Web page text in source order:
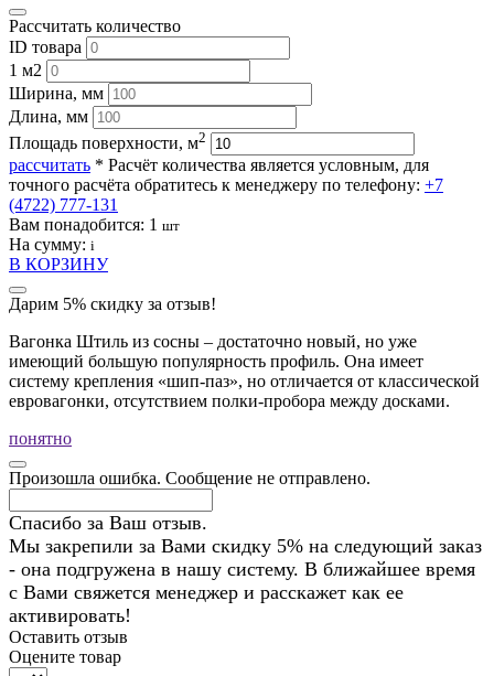
Рассчитать количество
ID товара
1 м2
Ширина, мм
Длина, мм
Площадь поверхности, м2
рассчитать * Расчёт количества является условным, для
точного расчёта обратитесь к менеджеру по телефону: +7
(4722) 777-131
Вам понадобится: 1 шт
На сумму: i
В КОРЗИНУ
Дарим 5% скидку за отзыв!
Вагонка Штиль из сосны – достаточно новый, но уже
имеющий большую популярность профиль. Она имеет
систему крепления «шип-паз», но отличается от классической
евровагонки, отсутствием полки-пробора между досками.
понятно
Произошла ошибка. Сообщение не отправлено.
Спасибо за Ваш отзыв.
Мы закрепили за Вами скидку 5% на следующий заказ
- она подгружена в нашу систему. В ближайшее время
с Вами свяжется менеджер и расскажет как ее
активировать!
Оставить отзыв
Оцените товар